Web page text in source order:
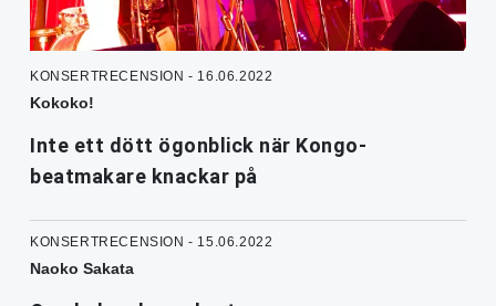
KONSERTRECENSION - 16.06.2022
Kokoko!
Inte ett dött ögonblick när Kongo-
beatmakare knackar på
KONSERTRECENSION - 15.06.2022
Naoko Sakata